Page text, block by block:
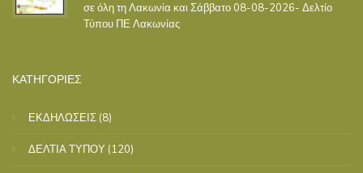
σε όλη τη Λακωνία και Σάββατο 08-08-2026- Δελτίο
Τύπου ΠΕ Λακωνίας
ΚΑΤΗΓΟΡΙΕΣ
ΕΚΔΗΛΩΣΕΙΣ (8)
ΔΕΛΤΙΑ ΤΥΠΟΥ (120)